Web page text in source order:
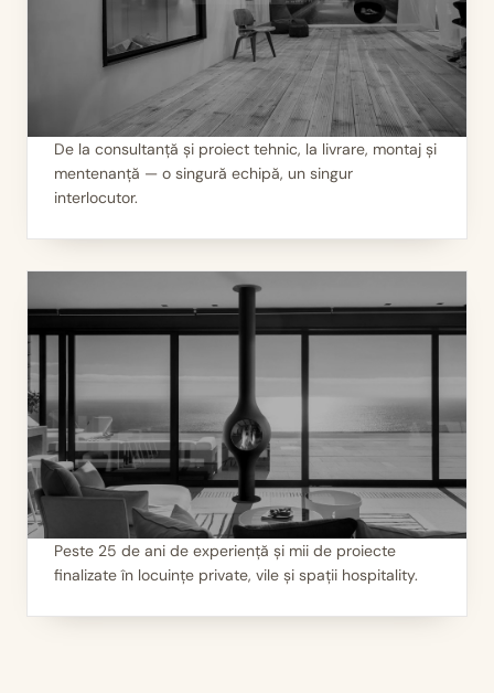
II
Servicii 360°
De la consultanță și proiect tehnic, la livrare, montaj și
mentenanță — o singură echipă, un singur
interlocutor.
III
Peste 25 de ani de experiență și mii de proiecte
finalizate în locuințe private, vile și spații hospitality.